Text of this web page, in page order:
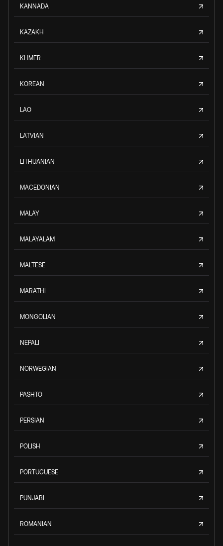
KANNADA
KAZAKH
KHMER
KOREAN
LAO
LATVIAN
LITHUANIAN
MACEDONIAN
MALAY
MALAYALAM
MALTESE
MARATHI
MONGOLIAN
NEPALI
NORWEGIAN
PASHTO
PERSIAN
POLISH
PORTUGUESE
PUNJABI
ROMANIAN